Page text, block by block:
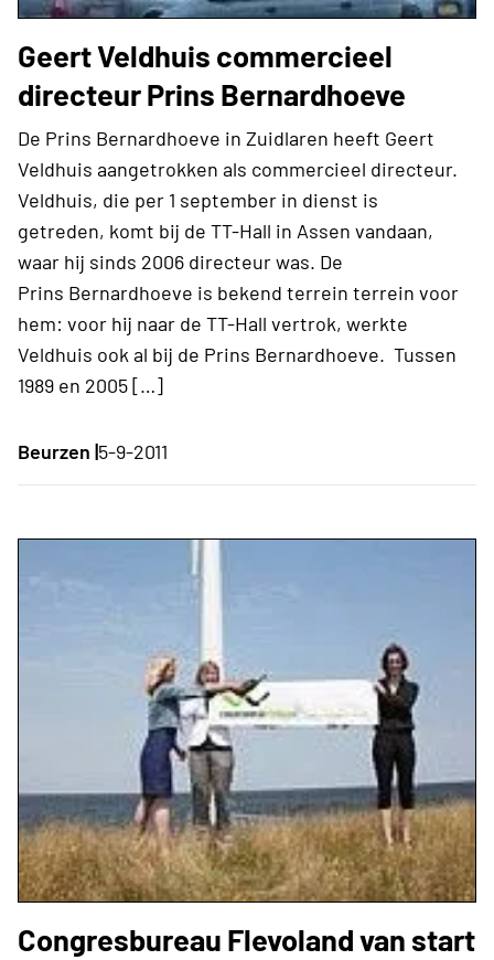
Geert Veldhuis commercieel
directeur Prins Bernardhoeve
De Prins Bernardhoeve in Zuidlaren heeft Geert
Veldhuis aangetrokken als commercieel directeur.
Veldhuis, die per 1 september in dienst is
getreden, komt bij de TT-Hall in Assen vandaan,
waar hij sinds 2006 directeur was. De
Prins Bernardhoeve is bekend terrein terrein voor
hem: voor hij naar de TT-Hall vertrok, werkte
Veldhuis ook al bij de Prins Bernardhoeve. Tussen
1989 en 2005 […]
Beurzen |5-9-2011
Congresbureau Flevoland van start